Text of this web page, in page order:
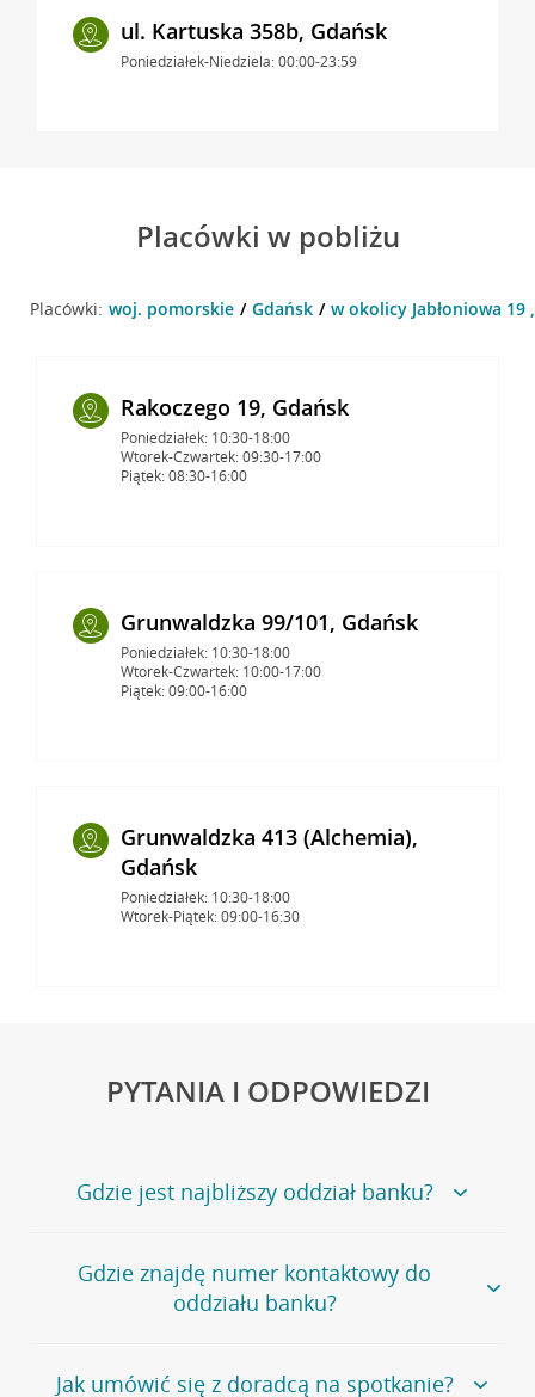
ul. Kartuska 358b, Gdańsk
Poniedziałek-Niedziela: 00:00-23:59
Placówki w pobliżu
Placówki: woj. pomorskie Gdańsk w okolicy Jabłoniowa 19
Rakoczego 19, Gdańsk
Poniedziałek: 10:30-18:00
Wtorek-Czwartek: 09:30-17:00
Piątek: 08:30-16:00
Grunwaldzka 99/101, Gdańsk
Poniedziałek: 10:30-18:00
Wtorek-Czwartek: 10:00-17:00
Piątek: 09:00-16:00
Grunwaldzka 413 (Alchemia),
Gdańsk
Poniedziałek: 10:30-18:00
Wtorek-Piątek: 09:00-16:30
PYTANIA I ODPOWIEDZI
Gdzie jest najbliższy oddział banku?
Jeśli szukasz oddziału naszego banku, zapraszamy na
stronęPlacówki i bankomaty, na której znajduje się
wygodna wyszukiwarka.
oddziałów
Gdzie znajdę numer kontaktowy do
oddziału banku?
Bank Credit Agricole nie udostępnia ogólnego numeru
Jak umówić się z doradcą na spotkanie?